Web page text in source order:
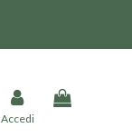
Accedi